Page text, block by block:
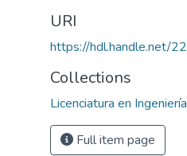
URI
https://hdl.handle.net/
Collections
Licenciatura en
Full item page